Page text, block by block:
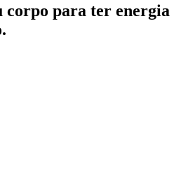
corpo para ter energia